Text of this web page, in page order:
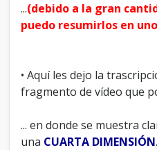
...(debido a la gran
puedo resumirlos en
• Aquí les dejo la
fragmento de vídeo que
... en donde se muestra
una CUARTA DIMENSIÓN.